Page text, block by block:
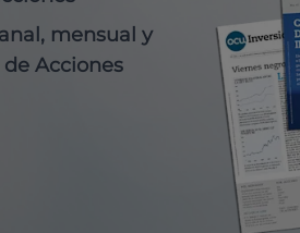
mensual y
Acciones